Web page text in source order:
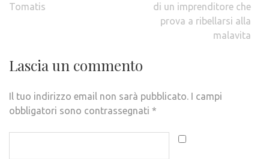
Tomatis
di un imprenditore che
prova a ribellarsi alla
malavita
Lascia un commento
Il tuo indirizzo email non sarà pubblicato. I campi
obbligatori sono contrassegnati *